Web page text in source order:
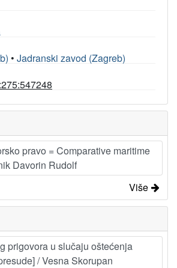
• Jadranski zavod (Zagreb)
pravo = Comparative maritime
Davorin Rudolf
Više
prigovora u slučaju oštećenja
/ Vesna Skorupan